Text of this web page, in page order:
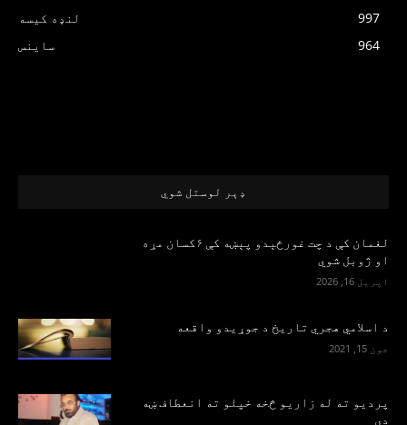
لنډه کیسه
997
ساینس
964
ډېر لوستل شوي
لغمان کې د چت غورځېدو پېښه کې ۶کسان مړه
او ژوبل شوي
اپریل 16, 2026
د اسلامي هجري تاریخ د جوړیدو واقعه
جون 15, 2021
پرديو ته له زاريو څخه خپلو ته انعطاف ښه
دی